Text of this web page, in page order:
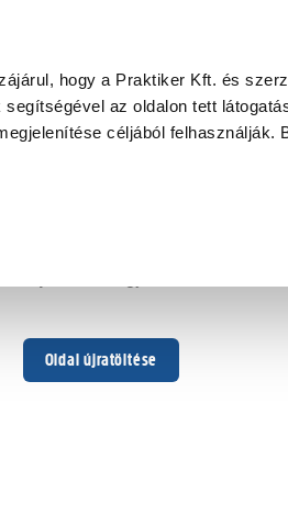
hogy a Praktiker Kft. és
az oldalon tett
céljából felhasználják.
Oldal újratöltése